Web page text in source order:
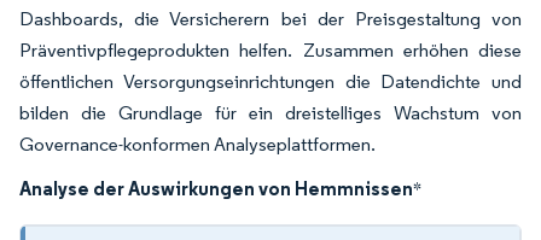
Dashboards, die Versicherern bei der Preisgestaltung von
Präventivpflegeprodukten helfen. Zusammen erhöhen diese
öffentlichen Versorgungseinrichtungen die Datendichte und
bilden die Grundlage für ein dreistelliges Wachstum von
Governance-konformen Analyseplattformen.
Analyse der Auswirkungen von Hemmnissen*